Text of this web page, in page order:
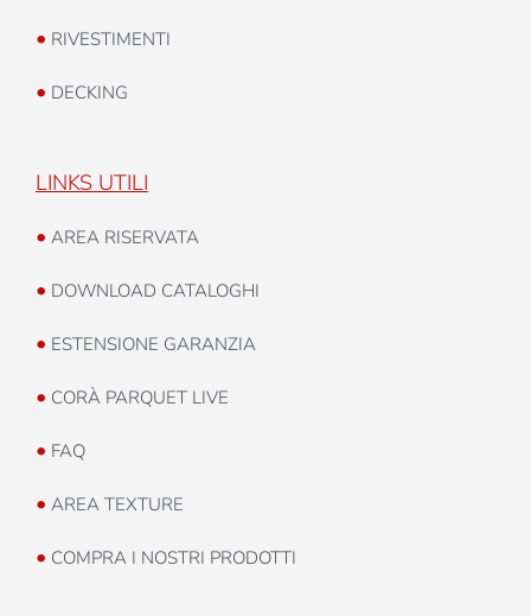
• RIVESTIMENTI
• DECKING
LINKS UTILI
• AREA RISERVATA
• DOWNLOAD CATALOGHI
• ESTENSIONE GARANZIA
• CORÀ PARQUET LIVE
• FAQ
• AREA TEXTURE
• COMPRA I NOSTRI PRODOTTI